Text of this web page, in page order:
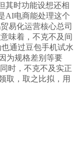
其时功能设想还相
AI电商能处理这个
易化运营核心总司
味着，不克不及间
通过豆包手机试水
为规格差别等要
时，不克不及实正
取，取之比拟，用